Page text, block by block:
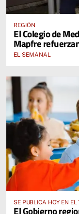
REGIÓN
El Colegio de
Mapfre
EL SEMANAL
SE PUBLICA HOY EN
ELECTRÓNICA DE LA
El Gobierno